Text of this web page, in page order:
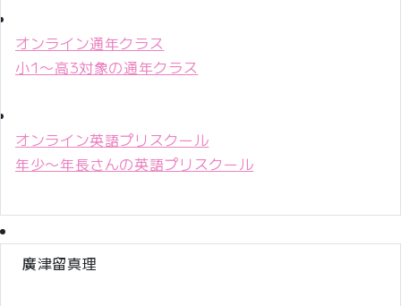
オンライン通年クラス
小1〜高3対象の通年クラス
オンライン英語プリスクール
年少〜年長さんの英語プリスクール
廣津留真理